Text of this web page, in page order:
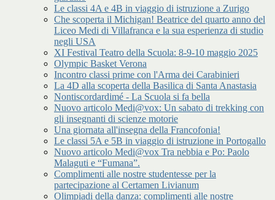
Le classi 4A e 4B in viaggio di istruzione a Zurigo
Che scoperta il Michigan! Beatrice del quarto anno del
Liceo Medi di Villafranca e la sua esperienza di studio
negli USA
XI Festival Teatro della Scuola: 8-9-10 maggio 2025
Olympic Basket Verona
Incontro classi prime con l'Arma dei Carabinieri
La 4D alla scoperta della Basilica di Santa Anastasia
Nontiscordardimé - La Scuola si fa bella
Nuovo articolo Medi@vox: Un sabato di trekking con
gli insegnanti di scienze motorie
Una giornata all'insegna della Francofonia!
Le classi 5A e 5B in viaggio di istruzione in Portogallo
Nuovo articolo Medi@vox Tra nebbia e Po: Paolo
Malaguti e “Fumana”.
Complimenti alle nostre studentesse per la
partecipazione al Certamen Livianum
Olimpiadi della danza: complimenti alle nostre